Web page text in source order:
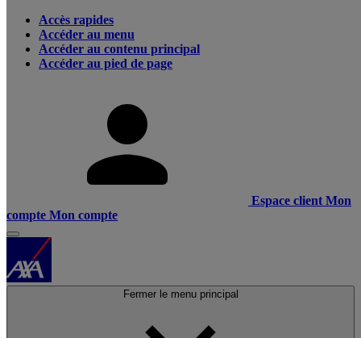
Accès rapides
Accéder au menu
Accéder au contenu principal
Accéder au pied de page
Espace client Mon
compte Mon compte
Fermer le menu principal